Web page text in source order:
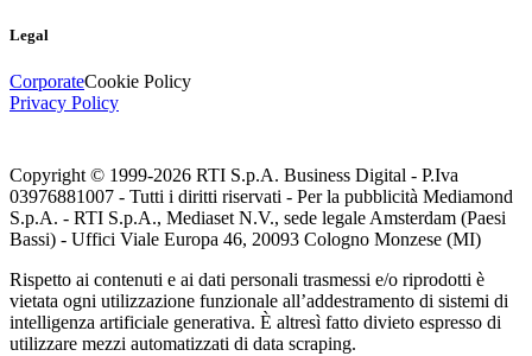
Legal
CorporateCookie Policy
Privacy Policy
Copyright © 1999-2026 RTI S.p.A. Business Digital - P.Iva
03976881007 - Tutti i diritti riservati - Per la pubblicità Mediamond
S.p.A. - RTI S.p.A., Mediaset N.V., sede legale Amsterdam (Paesi
Bassi) - Uffici Viale Europa 46, 20093 Cologno Monzese (MI)
Rispetto ai contenuti e ai dati personali trasmessi e/o riprodotti è
vietata ogni utilizzazione funzionale all’addestramento di sistemi di
intelligenza artificiale generativa. È altresì fatto divieto espresso di
utilizzare mezzi automatizzati di data scraping.